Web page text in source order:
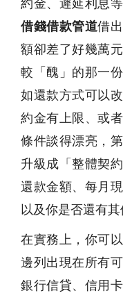
約金、遲延利息
借錢借款管道借
額卻差了好幾萬
較「醜」的那一
如還款方式可以
約金有上限、或
條件談得漂亮，
升級成「整體契
還款金額、每月
以及你是否還有其
在實務上，你可
邊列出現在所有
銀行信貸、信用